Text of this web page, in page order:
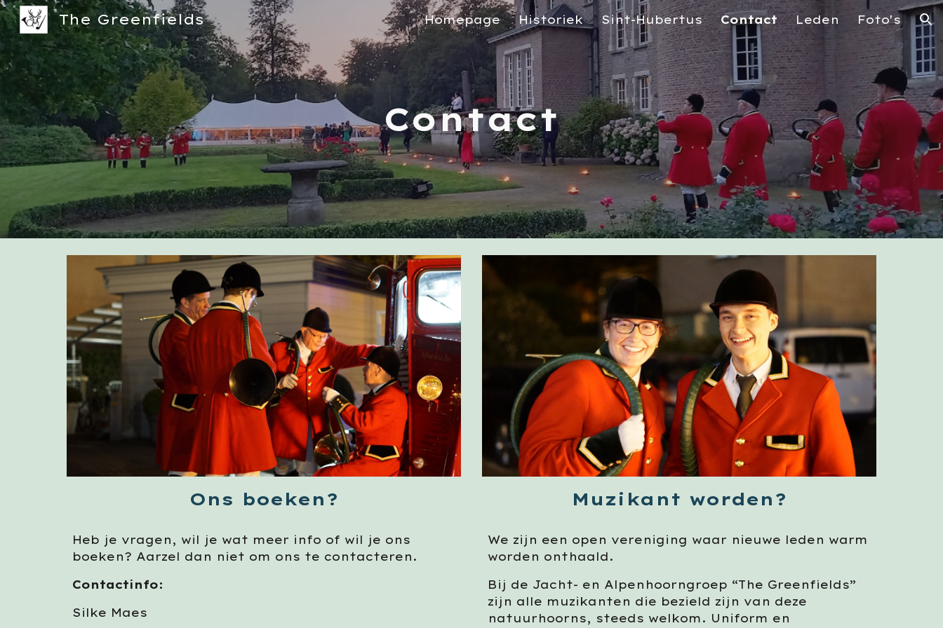
Skip to main content Skip to navigation
The Greenfields Homepage Historiek Sint-Hubertus Contact Leden Foto's
Contact
Ons boeken?
Heb je vragen, wil je wat meer info of wil je ons
boeken? Aarzel dan niet om ons te contacteren.
Contactinfo:
Silke Maes
Muzikant worden?
We zijn een open vereniging waar nieuwe leden warm
worden onthaald.
Bij de Jacht- en Alpenhoorngroep “The Greenfields”
zijn alle muzikanten die bezield zijn van deze
natuurhoorns, steeds welkom. Uniform en